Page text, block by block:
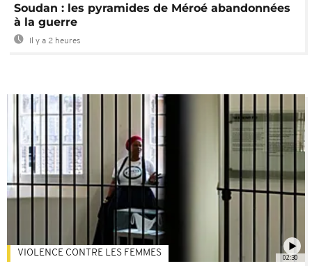
Soudan : les pyramides de Méroé abandonnées
à la guerre
Il y a 2 heures
02:30
VIOLENCE CONTRE LES FEMMES